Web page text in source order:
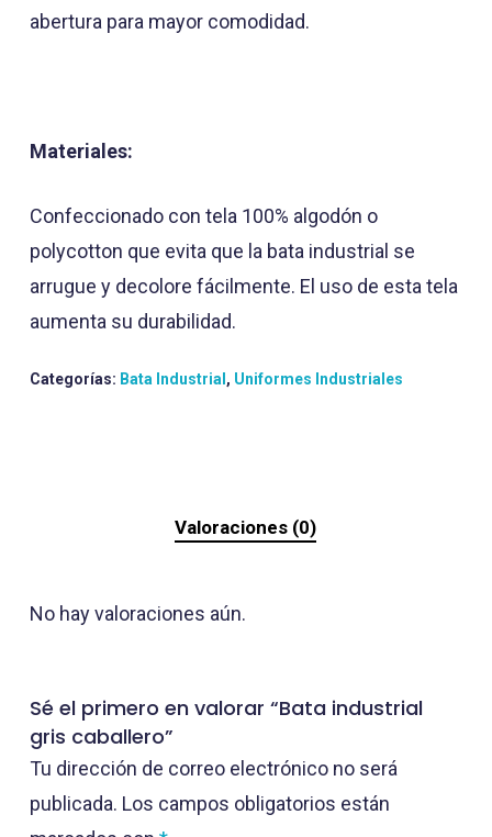
abertura para mayor comodidad.
Materiales:
Confeccionado con tela 100% algodón o
polycotton que evita que la bata industrial se
arrugue y decolore fácilmente. El uso de esta tela
aumenta su durabilidad.
Categorías: Bata Industrial , Uniformes Industriales
Valoraciones (0)
No hay valoraciones aún.
Sé el primero en valorar “Bata industrial
gris caballero”
Tu dirección de correo electrónico no será
publicada. Los campos obligatorios están